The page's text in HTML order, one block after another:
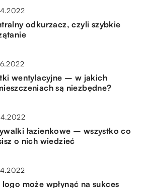
odkurzacz, czyli szybkie
wentylacyjne – w jakich
są niezbędne?
łazienkowe – wszystko co
o nich wiedzieć
może wpłynąć na sukces